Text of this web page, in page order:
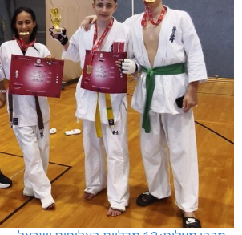
מעלות-תרשיחא: פסטיבל "באגליל - שכנים"